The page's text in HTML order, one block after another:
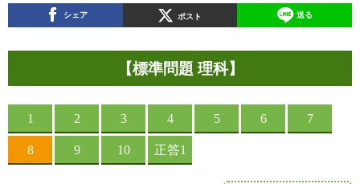
シェア ポスト 送る
【標準問題 理科】